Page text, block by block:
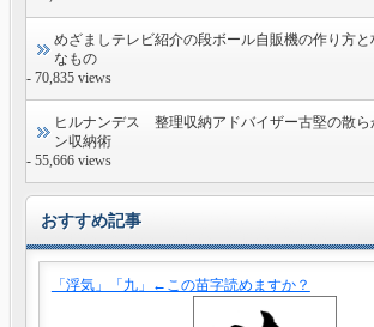
めざましテレビ紹介の段ボール自販機の作り方と
なもの
- 70,835 views
ヒルナンデス 整理収納アドバイザー古堅の散ら
ン収納術
- 55,666 views
おすすめ記事
「浮気」「九」←この苗字読めますか？